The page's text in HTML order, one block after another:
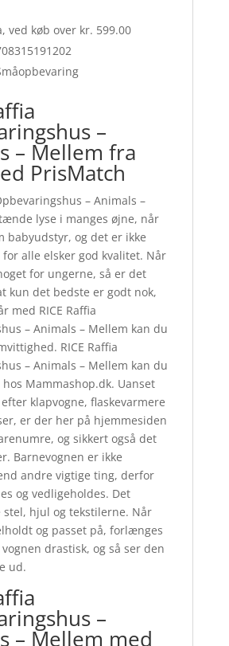
ved køb over kr. 599.00
–
– Mellem fra
PrisMatch
– Animals –
lyse i manges øjne, når
babyudstyr, og det er ikke
alle elsker god kvalitet. Når
for ungerne, så er det
kun det bedste er godt nok,
med RICE Raffia
– Animals – Mellem kan du
RICE Raffia
– Animals – Mellem kan du
Mammashop.dk. Uanset
klapvogne, flaskevarmere
er der her på hjemmesiden
og sikkert også det
Barnevognen er ikke
andre vigtige ting, derfor
og vedligeholdes. Det
hjul og tekstilerne. Når
og passet på, forlænges
drastisk, og så ser den
ud.
–
– Mellem med